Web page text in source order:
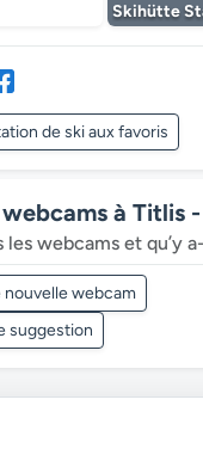
Skihütte
de ski aux favoris
à Titlis
les webcams et qu’y
webcam
suggestion